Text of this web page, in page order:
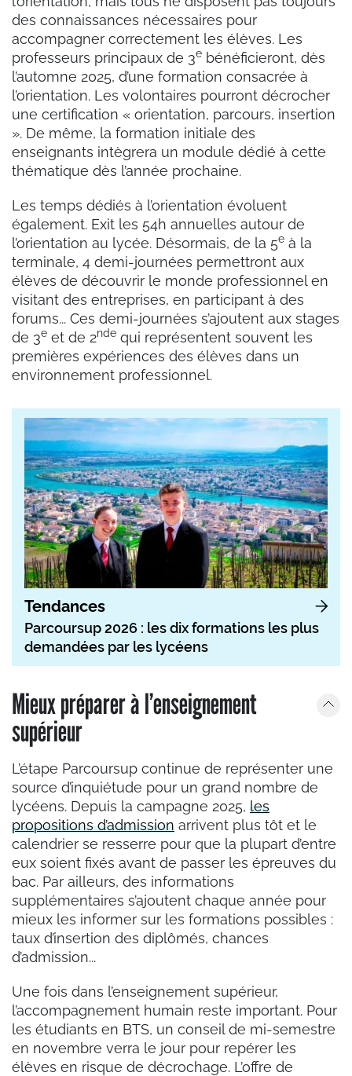
des connaissances nécessaires pour
accompagner correctement les élèves. Les
professeurs principaux de 3e bénéficieront, dès
l’automne 2025, d’une formation consacrée à
l’orientation. Les volontaires pourront décrocher
une certification « orientation, parcours, insertion
». De même, la formation initiale des
enseignants intègrera un module dédié à cette
thématique dès l’année prochaine.
Les temps dédiés à l’orientation évoluent
également. Exit les 54h annuelles autour de
l’orientation au lycée. Désormais, de la 5e à la
terminale, 4 demi-journées permettront aux
élèves de découvrir le monde professionnel en
visitant des entreprises, en participant à des
forums... Ces demi-journées s’ajoutent aux stages
de 3e et de 2nde qui représentent souvent les
premières expériences des élèves dans un
environnement professionnel.
Tendances
Parcoursup 2026 : les dix formations les plus
demandées par les lycéens
Mieux préparer à l’enseignement
supérieur
L’étape Parcoursup continue de représenter une
source d’inquiétude pour un grand nombre de
lycéens. Depuis la campagne 2025, les
propositions d’admission arrivent plus tôt et le
calendrier se resserre pour que la plupart d’entre
eux soient fixés avant de passer les épreuves du
bac. Par ailleurs, des informations
supplémentaires s’ajoutent chaque année pour
mieux les informer sur les formations possibles :
taux d’insertion des diplômés, chances
d’admission...
Une fois dans l’enseignement supérieur,
l’accompagnement humain reste important. Pour
les étudiants en BTS, un conseil de mi-semestre
en novembre verra le jour pour repérer les
élèves en risque de décrochage. L’offre de